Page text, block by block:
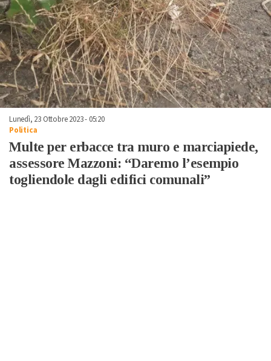
Lunedì, 23 Ottobre 2023 - 05:20
Politica
Multe per erbacce tra muro e marciapiede,
assessore Mazzoni: “Daremo l’esempio
togliendole dagli edifici comunali”